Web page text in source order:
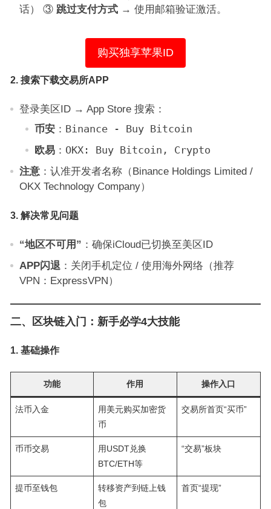
话） ③ 跳过支付方式→ 使用邮箱验证激活。
购买独享苹果ID
2. 搜索下载交易所APP
登录美区ID → App Store 搜索：
币安： Binance - Buy Bitcoin
欧易： OKX: Buy Bitcoin, Crypto
注意：认准开发者名称（Binance Holdings Limited /
OKX Technology Company）
3. 解决常见问题
“地区不可用” ：确保iCloud已切换至美区ID
APP闪退 ：关闭手机定位 / 使用海外网络（推荐
VPN：ExpressVPN）
二、区块链入门：新手必学4大技能
1. 基础操作
功能 作用 操作入口
法币入金
用美元购买加密货
币
交易所首页“买币”
币币交易
用USDT兑换
BTC/ETH等
“交易”板块
提币至钱包
转移资产到链上钱
包
首页“提现”